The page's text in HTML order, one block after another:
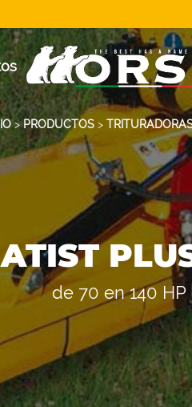
>PRODUCTOS>
de 70 en 140 HP